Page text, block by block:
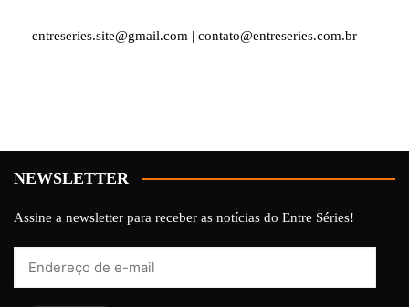
entreseries.site@gmail.com | contato@entreseries.com.br
NEWSLETTER
Assine a newsletter para receber as notícias do Entre Séries!